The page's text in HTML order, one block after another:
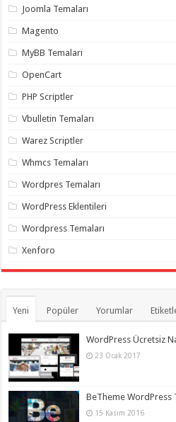
organizasyon,
gaziantep
organizasyon,
gaziantep
organizasyon,
gaziantep
organizasyon
gaziantep
palyaço,
twitter
takipçi
hilesi
takipçi
instagram
hilesi ,
Joomla Temaları
Magento
MyBB Temaları
OpenCart
PHP Scriptler
Vbulletin Temaları
Warez Scriptler
Whmcs Temaları
Wordpres Temaları
WordPress Eklentileri
Wordpress Temaları
Xenforo
Yeni Popüler Yorumlar
WordPress Ücretsiz
23 Ocak 2017
BeTheme WordPress
15 Kasım 2016